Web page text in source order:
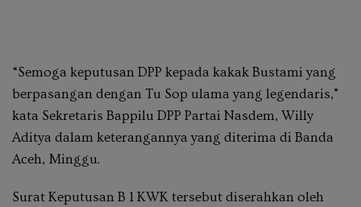
“Semoga keputusan DPP kepada kakak Bustami yang
berpasangan dengan Tu Sop ulama yang legendaris,”
kata Sekretaris Bappilu DPP Partai Nasdem, Willy
Aditya dalam keterangannya yang diterima di Banda
Aceh, Minggu.
Surat Keputusan B 1 KWK tersebut diserahkan oleh